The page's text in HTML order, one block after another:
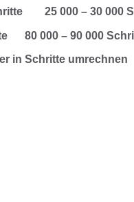
25 000 – 30 000
80 000 – 90 000
in Schritte umrechnen